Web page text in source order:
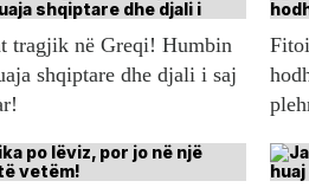
tragjik në Greqi! Humbin
shqiptare dhe djali i saj